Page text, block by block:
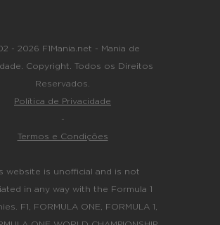
- 2026 F1Mania.net - Mania de
Copyright. Todos os Direitos
Reservados.
Política de Privacidade
-
Termos e Condições
website is unofficial and is not
in any way with the Formula 1
F1, FORMULA ONE, FORMULA 1,